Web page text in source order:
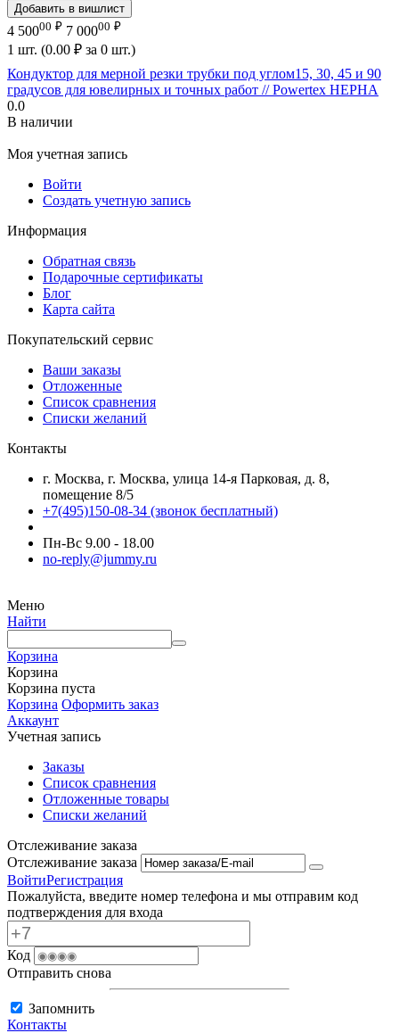
Добавить в вишлист
4 50000 ₽ 7 00000 ₽
1 шт. (0.00 ₽ за 0 шт.)
Кондуктор для мерной резки трубки под углом15, 30, 45 и 90
градусов для ювелирных и точных работ // Powertex HEPHA
0.0
В наличии
Моя учетная запись
Войти
Создать учетную запись
Информация
Обратная связь
Подарочные сертификаты
Блог
Карта сайта
Покупательский сервис
Ваши заказы
Отложенные
Список сравнения
Списки желаний
Контакты
г. Москва, г. Москва, улица 14-я Парковая, д. 8,
помещение 8/5
+7(495)150-08-34 (звонок бесплатный)
Пн-Вс 9.00 - 18.00
no-reply@jummy.ru
Меню
Найти
Корзина
Корзина
Корзина пуста
Корзина Оформить заказ
Аккаунт
Учетная запись
Заказы
Список сравнения
Отложенные товары
Списки желаний
Отслеживание заказа
Отслеживание заказа
ВойтиРегистрация
Пожалуйста, введите номер телефона и мы отправим код
подтверждения для входа
Код
Отправить снова
Запомнить
Контакты